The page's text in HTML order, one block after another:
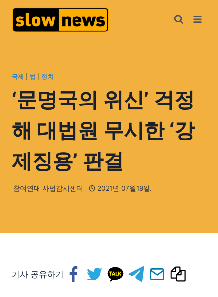
국제 법 정치
‘문명국의 위신’ 걱정
해 대법원 무시한 ‘강
제징용’ 판결
참여연대 사법감시센터 2021년 07월19일.
기사 공유하기